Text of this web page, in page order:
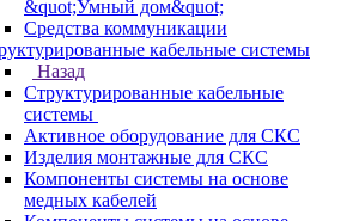
&quot;Умный дом&quot;
Средства коммуникации
кабельные системы
Назад
Структурированные кабельные
системы
Активное оборудование для СКС
Изделия монтажные для СКС
Компоненты системы на основе
медных кабелей